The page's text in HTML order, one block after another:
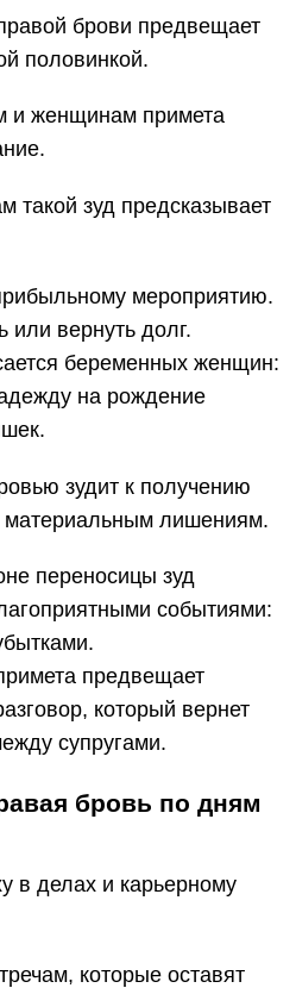
брови предвещает
половинкой.
и женщинам примета
зуд предсказывает
мероприятию.
или вернуть долг.
беременных женщин:
на рождение
зудит к получению
материальным лишениям.
переносицы зуд
событиями:
предвещает
который вернет
супругами.
бровь по дням
в делах и карьерному
которые оставят